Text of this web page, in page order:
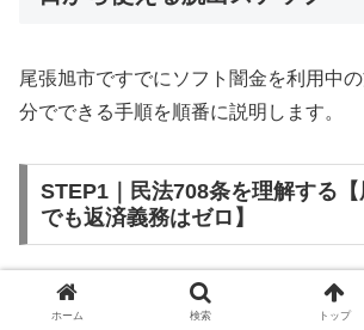
尾張旭市ですでにソフト闇金を利用中
分でできる手順を順番に説明します。
STEP1｜民法708条を理解する
でも返済義務はゼロ】
ソフト闇金を含む闇金との金銭消費貸
ホーム 検索 トップ